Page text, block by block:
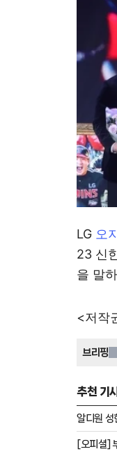
LG 오
23 신
을 말
<저작
브리핑
추천 기
알디원 성
[오피셜]